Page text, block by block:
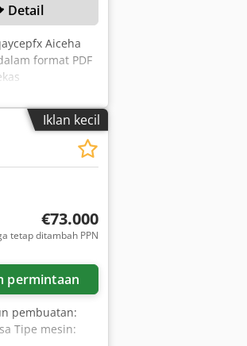
Detail
Aiceha
format PDF
Iklan kecil
€73.000
tetap ditambah PPN
permintaan
pembuatan:
Tipe mesin: